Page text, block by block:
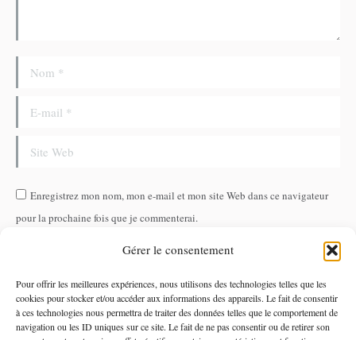
Gérer le consentement
Pour offrir les meilleures expériences, nous utilisons des technologies telles que les
cookies pour stocker et/ou accéder aux informations des appareils. Le fait de consentir
à ces technologies nous permettra de traiter des données telles que le comportement de
navigation ou les ID uniques sur ce site. Le fait de ne pas consentir ou de retirer son
Nom *
E-mail *
Site Web
Enregistrez mon nom, mon e-mail et mon site Web dans ce navigateur
pour la prochaine fois que je commenterai.